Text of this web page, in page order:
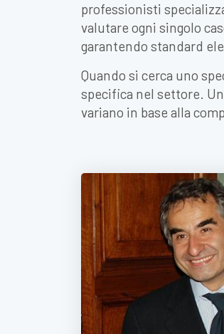
professionisti
valutare ogni singolo
garantendo standard
Quando si cerca uno
specifica nel settore.
variano in base alla